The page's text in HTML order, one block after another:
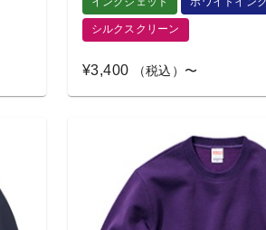
シルクスクリーン
¥3,400 （税込）〜